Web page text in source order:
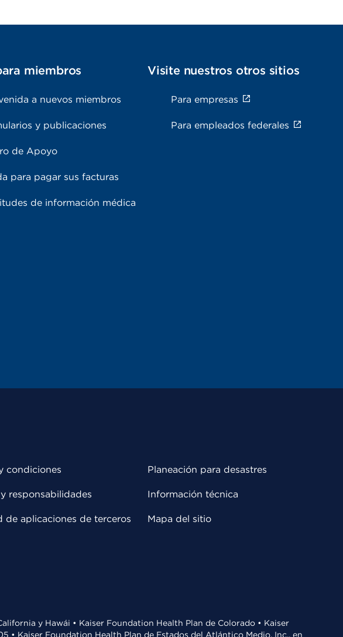
miembros
a nuevos miembros
y publicaciones
de Apoyo
para pagar sus facturas
de información médica
Visite nuestros otros sitios
Para empresas
Para empleados federales
condiciones
responsabilidades
de aplicaciones de terceros
Planeación para desastres
Información técnica
Mapa del sitio
y Hawái • Kaiser Foundation Health Plan de Colorado • Kaiser
• Kaiser Foundation Health Plan de Estados del Atlántico Medio, Inc., en